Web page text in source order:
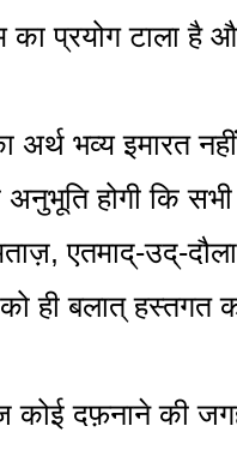
प्रयोग टाला है
अर्थ भव्य इमारत
होगी कि
एतमाद्-उद्-
ही बलात् हस्तगत
कोई दफ़नाने की